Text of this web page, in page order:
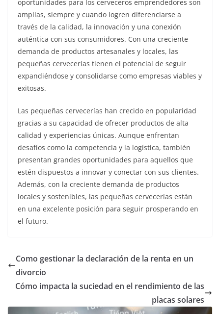
oportunidades para los cerveceros emprendedores son
amplias, siempre y cuando logren diferenciarse a
través de la calidad, la innovación y una conexión
auténtica con sus consumidores. Con una creciente
demanda de productos artesanales y locales, las
pequeñas cervecerías tienen el potencial de seguir
expandiéndose y consolidarse como empresas viables y
exitosas.
Las pequeñas cervecerías han crecido en popularidad
gracias a su capacidad de ofrecer productos de alta
calidad y experiencias únicas. Aunque enfrentan
desafíos como la competencia y la logística, también
presentan grandes oportunidades para aquellos que
estén dispuestos a innovar y conectar con sus clientes.
Además, con la creciente demanda de productos
locales y sostenibles, las pequeñas cervecerías están
en una excelente posición para seguir prosperando en
el futuro.
Como gestionar la declaración de la renta en un
divorcio
Cómo impacta la suciedad en el rendimiento de las
placas solares